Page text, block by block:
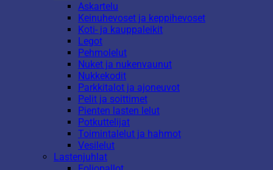
Askartelu
Keinuhevoset ja keppihevoset
Koti- ja kauppaleikit
Legot
Pehmolelut
Nuket ja nukenvaunut
Nukkekodit
Parkkitalot ja ajoneuvot
Pelit ja soittimet
Pienten lasten lelut
Potkuttelijat
Toimintalelut ja hahmot
Vesilelut
Lastenjuhlat